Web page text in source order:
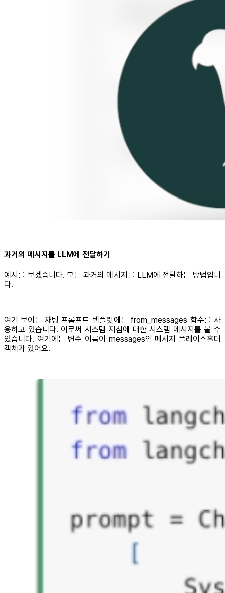
과거의 메시지를 LLM에 전달하기
예시를 보겠습니다. 모든 과거의 메시지를 LLM에 전달하는 방법입니
다.
여기 보이는 채팅 프롬프트 템플릿에는 from_messages 함수를 사
용하고 있습니다. 이로써 시스템 지침에 대한 시스템 메시지를 볼 수
있습니다. 여기에는 변수 이름이 messages인 메시지 플레이스홀더
객체가 있어요.